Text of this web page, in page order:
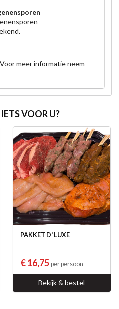
meer informatie neem
VOOR U?
PAKKET D' LUXE
€ 16,75 per persoon
Bekijk & bestel